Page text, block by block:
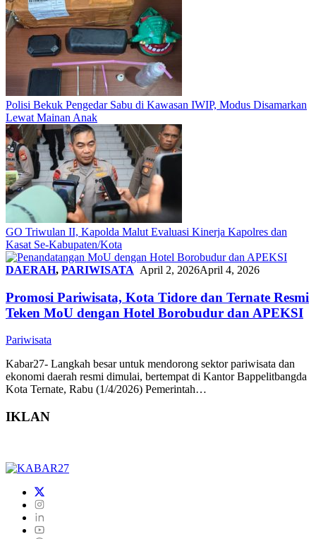
Polisi Bekuk Pengedar Sabu di Kawasan IWIP, Modus Disamarkan
Lewat Mainan Anak
GO Triwulan II, Kapolda Malut Evaluasi Kinerja Kapolres dan
Kasat Se-Kabupaten/Kota
DAERAH, PARIWISATA April 2, 2026April 4, 2026
Promosi Pariwisata, Kota Tidore dan Ternate Resmi
Teken MoU dengan Hotel Borobudur dan APEKSI
Pariwisata
Kabar27- Langkah besar untuk mendorong sektor pariwisata dan
ekonomi daerah resmi dimulai, bertempat di Kantor Bappelitbangda
Kota Ternate, Rabu (1/4/2026) Pemerintah…
IKLAN